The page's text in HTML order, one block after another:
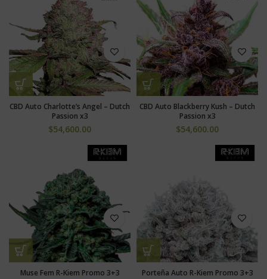
CBD Auto Charlotte’s Angel – Dutch
Passion x3
$54,600.00
CBD Auto Blackberry Kush – Dutch
Passion x3
$54,600.00
Muse Fem R-Kiem Promo 3+3 Porteña Auto R-Kiem Promo 3+3